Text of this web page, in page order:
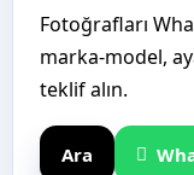
Fotoğrafları
marka-model,
teklif alın.
Ara